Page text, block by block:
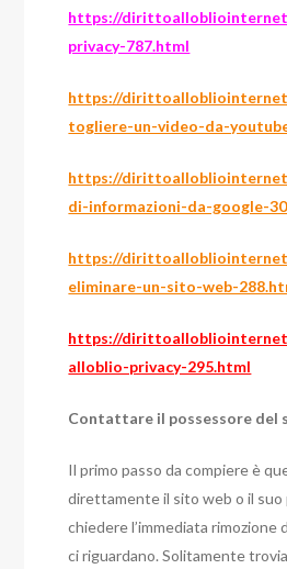
https://
privacy-787.html
https://
togliere-un-video-da-
https://
di-informazioni-da-google-
https://
eliminare-un-sito-web-
https://
alloblio-privacy-295.html
Contattare il possessore del
Il primo passo da compiere è
direttamente il sito web o il
chiedere l’immediata
ci riguardano. Solitamente